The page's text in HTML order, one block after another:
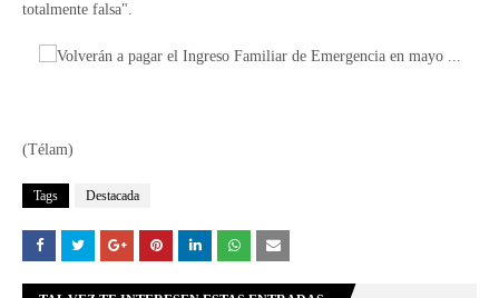
totalmente falsa".
(Télam)
Tags Destacada